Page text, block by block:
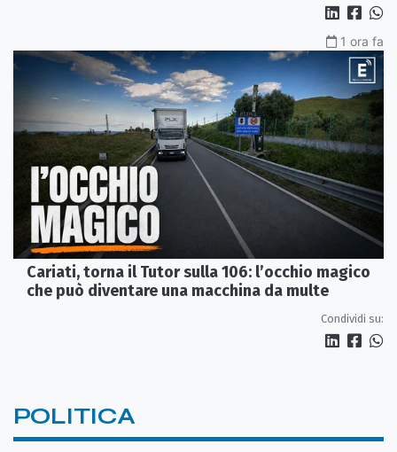
1 ora fa
Cariati, torna il Tutor sulla 106: l’occhio magico
che può diventare una macchina da multe
Condividi su:
POLITICA